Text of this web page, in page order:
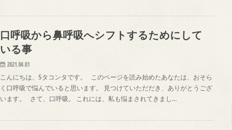
口呼吸から鼻呼吸へシフトするためにして
いる事
2021.04.01
こんにちは、Sタコンタです。 このページを読み始めたあなたは、おそら
く口呼吸で悩んでいると思います。 見つけていただだき、ありがとうござ
います。 さて、口呼吸。 これには、私も悩まされてきまし…